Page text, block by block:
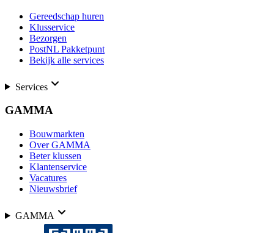
Gereedschap huren
Klusservice
Bezorgen
PostNL Pakketpunt
Bekijk alle services
Services
GAMMA
Bouwmarkten
Over GAMMA
Beter klussen
Klantenservice
Vacatures
Nieuwsbrief
GAMMA